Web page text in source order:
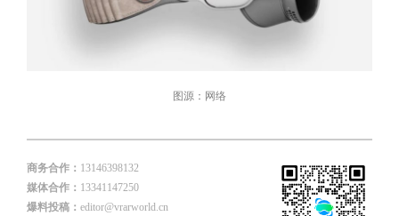
图源：网络
商务合作： 13146398132
媒体合作： 13341147250
爆料投稿： editor@vrarworld.cn